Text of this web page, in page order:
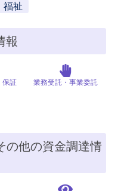
福祉
報
保証 業務受託・事業委託
の他の資金調達情